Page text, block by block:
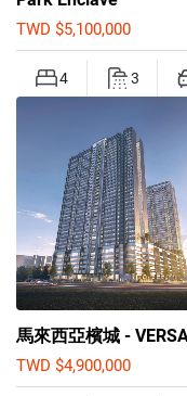
TWD $5,100,000
4 3
馬來西亞檳城 -
TWD $4,900,000